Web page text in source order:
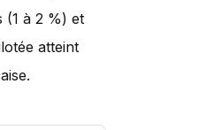
(1 à 2 %) et
atteint